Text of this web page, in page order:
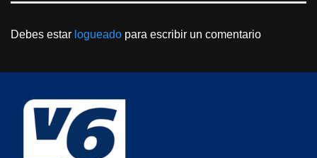
Debes estar logueado para escribir un comentario